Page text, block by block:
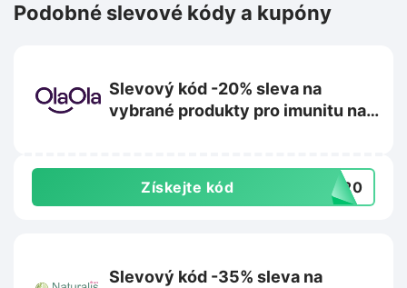
Podobné slevové kódy a kupóny
Slevový kód -20% sleva na
vybrané produkty pro imunitu na
Získejte kód TA20
Slevový kód -35% sleva na